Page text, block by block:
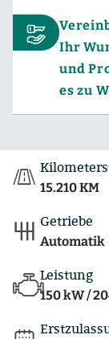
Ihr
und
es zu
15.210 KM
Getriebe
Automatik
Leistung
150 kW /